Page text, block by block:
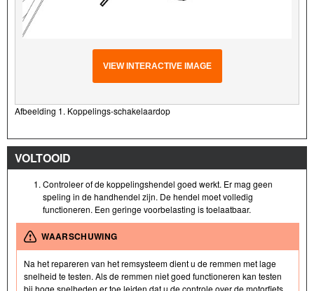
VIEW INTERACTIVE IMAGE
Afbeelding 1. Koppelings-schakelaardop
VOLTOOID
Controleer of de koppelingshendel goed werkt. Er mag geen
speling in de handhendel zijn. De hendel moet volledig
functioneren. Een geringe voorbelasting is toelaatbaar.
WAARSCHUWING
Na het repareren van het remsysteem dient u de remmen met lage
snelheid te testen. Als de remmen niet goed functioneren kan testen
bij hoge snelheden er toe leiden dat u de controle over de motorfiets